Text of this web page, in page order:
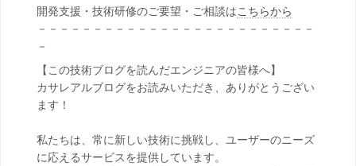
開発支援・技術研修のご要望・ご相談はこちらから
－－－－－－－－－－－－－－－－－－－－－－－－－
－
【この技術ブログを読んだエンジニアの皆様へ】
カサレアルブログをお読みいただき、ありがとうござい
ます！
私たちは、常に新しい技術に挑戦し、ユーザーのニーズ
に応えるサービスを提供しています。